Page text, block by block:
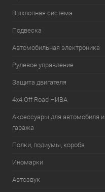
Выхлопная система
Подвеска
Автомобильная электроника
Рулевое управление
Защита двигателя
4х4.Off Road НИВА
Аксессуары для автомобиля и
гаража
Полки, подиумы, короба
Иномарки
Автозвук